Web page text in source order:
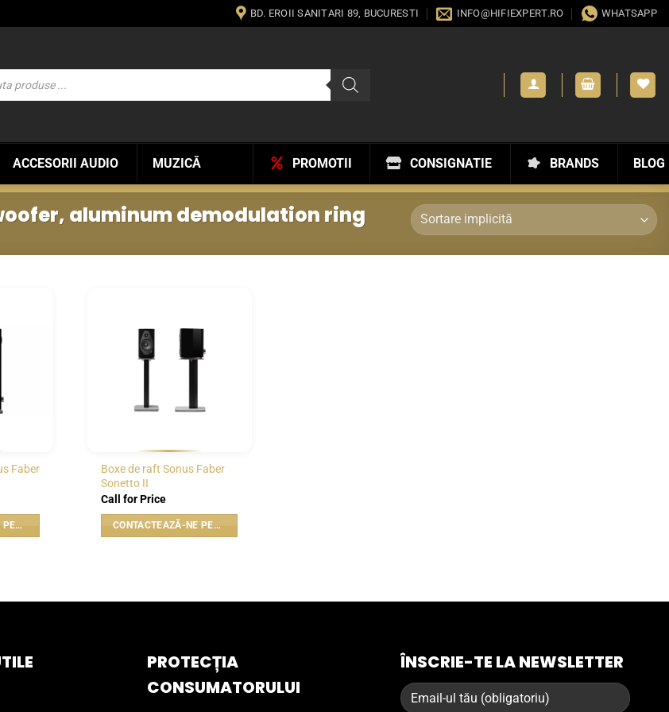
BD. EROII SANITARI 89, BUCURESTI INFO@HIFIEXPERT.RO WHATSAPP
ACCESORII AUDIO MUZICĂ BLOG
BRANDS
CONSIGNATIE
PROMOTII
aluminum demodulation ring
Faber
CONTACTEAZĂ-NE PENTRU PREȚ
Boxe de raft Sonus Faber
Sonetto II
Call for Price
CONTACTEAZĂ-NE PENTRU PREȚ
PROTECȚIA
CONSUMATORULUI
ÎNSCRIE-TE LA NEWSLETTER